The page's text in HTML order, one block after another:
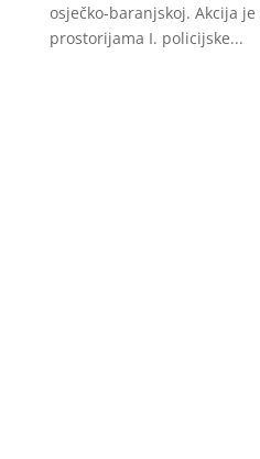
osječko-baranjskoj. Akcija
prostorijama I. policijske...